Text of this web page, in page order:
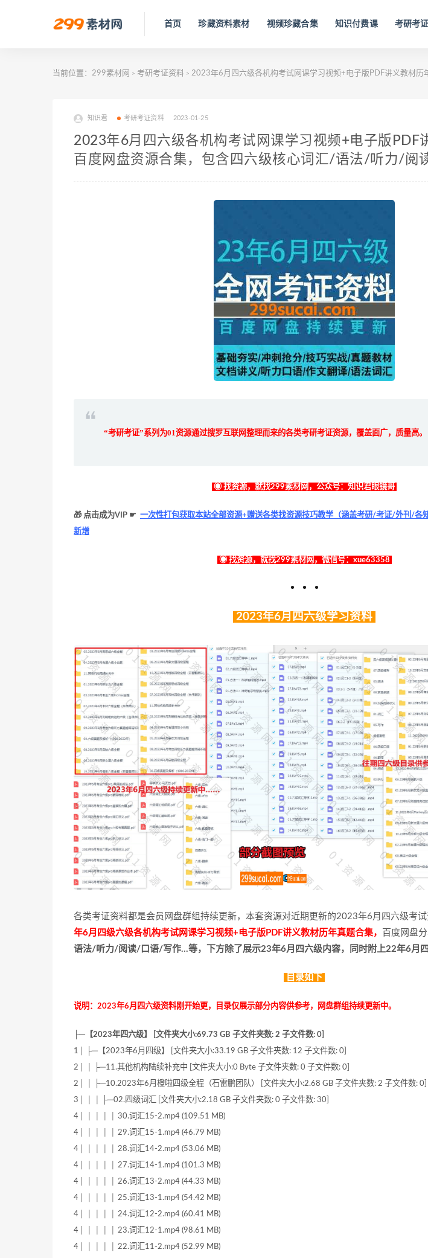
首页 珍藏资料素材 视频珍藏合集 知识付费课 考研考
当前位置： 299素材网 > 考研考证资料 > 2023年6月四六级各机构考试网课学习视频+电子版PDF讲义教材
知识君 考研考证资料 2023-01-25
2023年6月四六级各机构考试网课学习视频+电子版PDF
百度网盘资源合集，包含四六级核心词汇/语法/听力/阅
“考研考证”系列为01资源通过搜罗互联网整理而来的各类考研考证资源，覆盖面广，质量高。
◉ 找资源，就找299素材网，公众号：知识君眼镜哥
🎁 点击成为VIP ☛ 一次性打包获取本站全部资源+赠送各类找资源技巧教学（涵盖考研/考证/外刊/各
新增
◉ 找资源，就找299素材网，微信号：xue63358
2023年6月四六级学习资料
各类考证资料都是会员网盘群组持续更新，本套资源对近期更新的2023年6月四六级考试
年6月四级六级各机构考试网课学习视频+电子版PDF讲义教材历年真题合集，
百度网盘分
语法/听力/阅读/口语/写作…等，下方除了展示23年6月四六级内容，同时附上22年6月四
目录如下
说明：2023年6月四六级资料刚开始更，目录仅展示部分内容供参考，网盘群组持续更新中。
├─【2023年四六级】 [文件夹大小:69.73 GB 子文件夹数: 2 子文件数: 0]
1│ ├─【2023年6月四级】 [文件夹大小:33.19 GB 子文件夹数: 12 子文件数: 0]
2│ │ ├─11.其他机构陆续补充中 [文件夹大小:0 Byte 子文件夹数: 0 子文件数: 0]
2│ │ ├─10.2023年6月橙啦四级全程（石雷鹏团队） [文件夹大小:2.68 GB 子文件夹数: 2 子文件数: 0]
3│ │ │ ├─02.四级词汇 [文件夹大小:2.18 GB 子文件夹数: 0 子文件数: 30]
4│ │ │ │ │ 30.词汇15-2.mp4 (109.51 MB)
4│ │ │ │ │ 29.词汇15-1.mp4 (46.79 MB)
4│ │ │ │ │ 28.词汇14-2.mp4 (53.06 MB)
4│ │ │ │ │ 27.词汇14-1.mp4 (101.3 MB)
4│ │ │ │ │ 26.词汇13-2.mp4 (44.33 MB)
4│ │ │ │ │ 25.词汇13-1.mp4 (54.42 MB)
4│ │ │ │ │ 24.词汇12-2.mp4 (60.41 MB)
4│ │ │ │ │ 23.词汇12-1.mp4 (98.61 MB)
4│ │ │ │ │ 22.词汇11-2.mp4 (52.99 MB)